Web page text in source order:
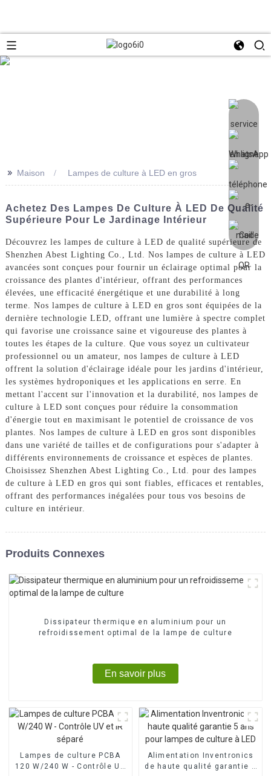
>> Maison Lampes de culture à LED en gros
Achetez Des Lampes De Culture À LED De Qualité
Supérieure Pour Le Jardinage Intérieur
Découvrez les lampes de culture à LED de qualité supérieure de
Shenzhen Abest Lighting Co., Ltd. Nos lampes de culture à LED
avancées sont conçues pour fournir un éclairage optimal pour la
croissance des plantes d'intérieur, offrant des performances
élevées, une efficacité énergétique et une durabilité à long
terme. Nos lampes de culture à LED en gros sont équipées de la
dernière technologie LED, offrant une lumière à spectre complet
qui favorise une croissance saine et vigoureuse des plantes à
toutes les étapes de la culture. Que vous soyez un cultivateur
professionnel ou un amateur, nos lampes de culture à LED
offrent la solution d'éclairage idéale pour les jardins d'intérieur,
les systèmes hydroponiques et les applications en serre. En
mettant l'accent sur l'innovation et la durabilité, nos lampes de
culture à LED sont conçues pour réduire la consommation
d'énergie tout en maximisant le potentiel de croissance de vos
plantes. Nos lampes de culture à LED en gros sont disponibles
dans une variété de tailles et de configurations pour s'adapter à
différents environnements de croissance et espèces de plantes.
Choisissez Shenzhen Abest Lighting Co., Ltd. pour des lampes
de culture à LED en gros qui sont fiables, efficaces et rentables,
offrant des performances inégalées pour tous vos besoins de
culture en intérieur.
Produits Connexes
Dissipateur thermique en aluminium pour un
refroidissement optimal de la lampe de culture
En savoir plus
Lampes de culture PCBA
120 W/240 W - Contrôle UV
Alimentation Inventronics
de haute qualité garantie 5